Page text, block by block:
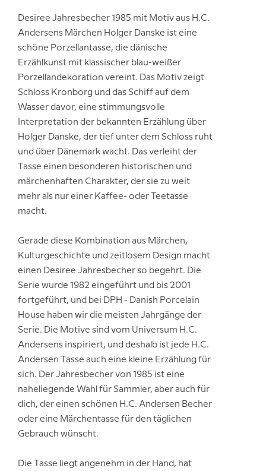
Desiree Jahresbecher 1985 mit Motiv aus H.C.
Andersens Märchen Holger Danske ist eine
schöne Porzellantasse, die dänische
Erzählkunst mit klassischer blau-weißer
Porzellandekoration vereint. Das Motiv zeigt
Schloss Kronborg und das Schiff auf dem
Wasser davor, eine stimmungsvolle
Interpretation der bekannten Erzählung über
Holger Danske, der tief unter dem Schloss ruht
und über Dänemark wacht. Das verleiht der
Tasse einen besonderen historischen und
märchenhaften Charakter, der sie zu weit
mehr als nur einer Kaffee- oder Teetasse
macht.
Gerade diese Kombination aus Märchen,
Kulturgeschichte und zeitlosem Design macht
einen Desiree Jahresbecher so begehrt. Die
Serie wurde 1982 eingeführt und bis 2001
fortgeführt, und bei DPH - Danish Porcelain
House haben wir die meisten Jahrgänge der
Serie. Die Motive sind vom Universum H.C.
Andersens inspiriert, und deshalb ist jede H.C.
Andersen Tasse auch eine kleine Erzählung für
sich. Der Jahresbecher von 1985 ist eine
naheliegende Wahl für Sammler, aber auch für
dich, der einen schönen H.C. Andersen Becher
oder eine Märchentasse für den täglichen
Gebrauch wünscht.
Die Tasse liegt angenehm in der Hand, hat